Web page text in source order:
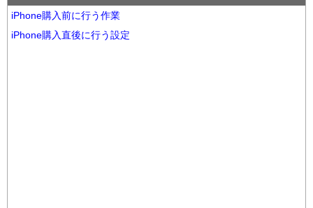
iPhone購入前に行う作業
iPhone購入直後に行う設定